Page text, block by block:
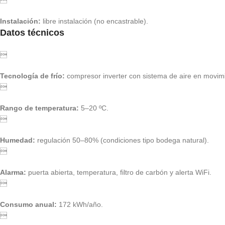
Instalación: libre instalación (no encastrable).
Datos técnicos

Tecnología de frío: compresor inverter con sistema de aire en

Rango de temperatura: 5–20 ºC.

Humedad: regulación 50–80% (condiciones tipo bodega natural).

Alarma: puerta abierta, temperatura, filtro de carbón y alerta WiFi.

Consumo anual: 172 kWh/año.
